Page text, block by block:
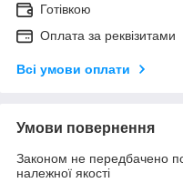
Готівкою
Оплата за реквізитами
Всі умови оплати
Умови повернення
Законом не передбачено
належної якості